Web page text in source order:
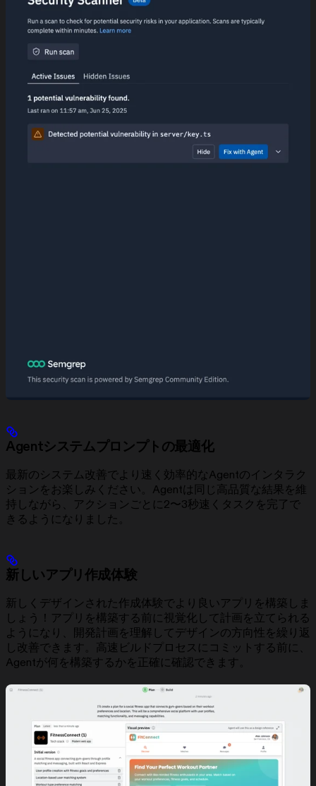
Agentシステムプロンプトの最適化
最新のシステム改善でより速く効率的なAgentのインタラク
ションをお楽しみください。Agentは同じ高品質な結果を維
持しながら、アクションごとに2〜3秒速くタスクを完了で
きるようになりました。
新しいアプリ作成体験
新しくデザインされた作成体験でより良いアプリを構築しま
しょう！アプリを構築する前に視覚化して計画を立てられる
ようになり、開発計画を理解してデザインの方向性を繰り返
し改善できます。高速ビルドプロセスにコミットする前に、
Agentが何を構築するかを正確に確認できます。